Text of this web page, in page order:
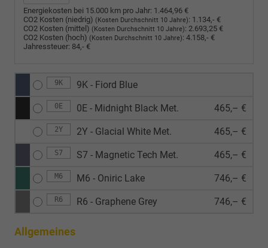
Energiekosten bei 15.000 km pro Jahr: 1.464,96 €
CO2 Kosten (niedrig) (Kosten Durchschnitt 10 Jahre): 1.134,- €
CO2 Kosten (mittel) (Kosten Durchschnitt 10 Jahre): 2.693,25 €
CO2 Kosten (hoch) (Kosten Durchschnitt 10 Jahre): 4.158,- €
Jahressteuer: 84,- €
9K 9K - Fiord Blue
0E 0E - Midnight Black Met. 465,– €
2Y 2Y - Glacial White Met. 465,– €
S7 S7 - Magnetic Tech Met. 465,– €
M6 M6 - Oniric Lake 746,– €
R6 R6 - Graphene Grey 746,– €
Allgemeines